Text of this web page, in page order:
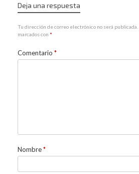
Deja una respuesta
Tu dirección de correo electrónico no será publicada.
marcados con *
Comentario *
Nombre*